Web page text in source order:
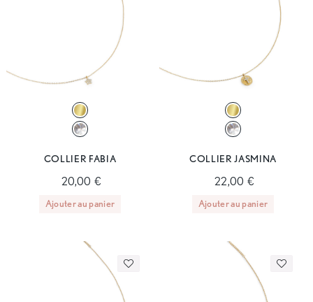
COLLIER FABIA
20,00 €
Ajouter au panier
COLLIER JASMINA
22,00 €
Ajouter au panier